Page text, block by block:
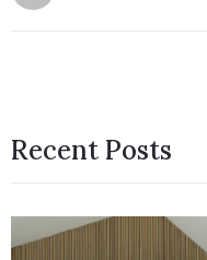
Recent Posts